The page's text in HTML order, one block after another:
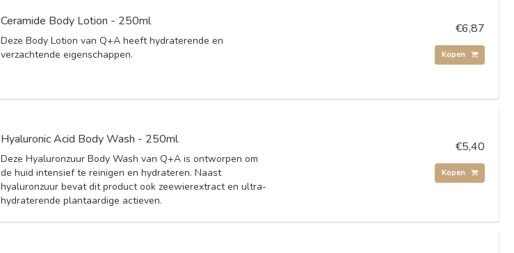
Ceramide Body Lotion - 250ml
Deze Body Lotion van Q+A heeft hydraterende en
verzachtende eigenschappen.
€6,87
Kopen
Hyaluronic Acid Body Wash - 250ml
Deze Hyaluronzuur Body Wash van Q+A is ontworpen om
de huid intensief te reinigen en hydrateren. Naast
hyaluronzuur bevat dit product ook zeewierextract en ultra-
hydraterende plantaardige actieven.
€5,40
Kopen